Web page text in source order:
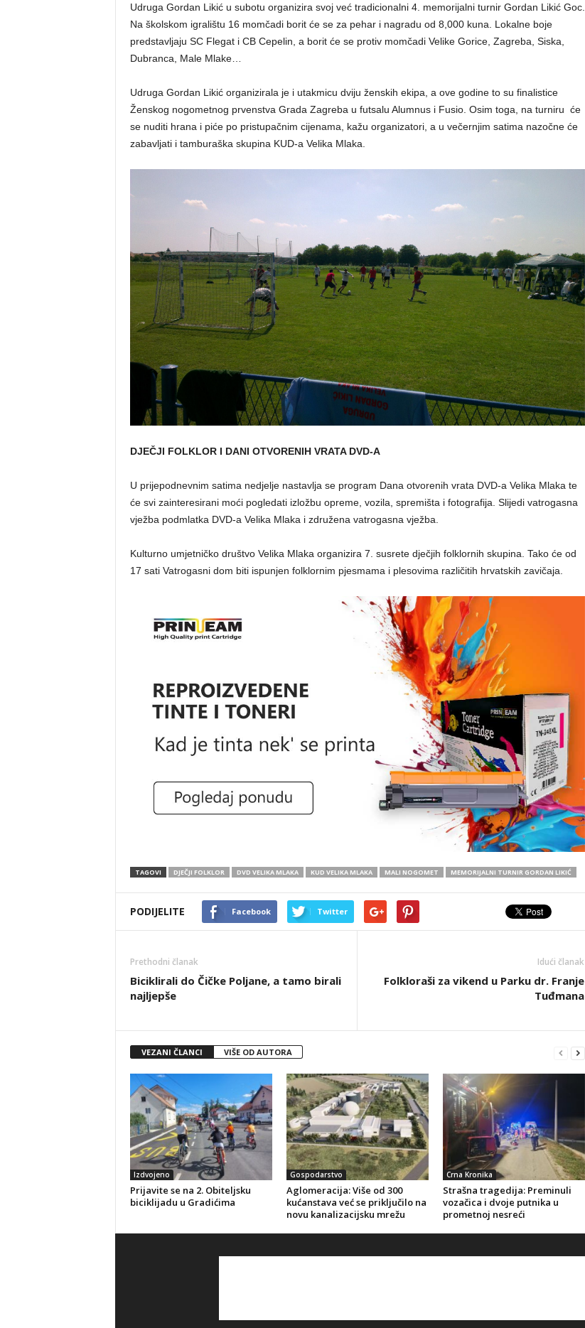
Udruga Gordan Likić u subotu organizira svoj već tradicionalni 4. memorijalni turnir Gordan Likić Goc.
Na školskom igralištu 16 momčadi borit će se za pehar i nagradu od 8,000 kuna. Lokalne boje
predstavljaju SC Flegat i CB Cepelin, a borit će se protiv momčadi Velike Gorice, Zagreba, Siska,
Dubranca, Male Mlake…
Udruga Gordan Likić organizirala je i utakmicu dviju ženskih ekipa, a ove godine to su finalistice
Ženskog nogometnog prvenstva Grada Zagreba u futsalu Alumnus i Fusio. Osim toga, na turniru će
se nuditi hrana i piće po pristupačnim cijenama, kažu organizatori, a u večernjim satima nazočne će
zabavljati i tamburaška skupina KUD-a Velika Mlaka.
DJEČJI FOLKLOR I DANI OTVORENIH VRATA DVD-A
U prijepodnevnim satima nedjelje nastavlja se program Dana otvorenih vrata DVD-a Velika Mlaka te
će svi zainteresirani moći pogledati izložbu opreme, vozila, spremišta i fotografija. Slijedi vatrogasna
vježba podmlatka DVD-a Velika Mlaka i združena vatrogasna vježba.
Kulturno umjetničko društvo Velika Mlaka organizira 7. susrete dječjih folklornih skupina. Tako će od
17 sati Vatrogasni dom biti ispunjen folklornim pjesmama i plesovima različitih hrvatskih zavičaja.
TAGOVI DJEČJI FOLKLOR DVD VELIKA MLAKA KUD VELIKA MLAKA MALI NOGOMET MEMORIJALNI TURNIR GORDAN LIKIĆ
PODIJELITE Facebook Twitter
Prethodni članak
Biciklirali do Čičke Poljane, a tamo birali
najljepše
Idući članak
Folkloraši za vikend u Parku dr. Franje
Tuđmana
VEZANI ČLANCI VIŠE OD AUTORA
Izdvojeno
Prijavite se na 2. Obiteljsku
biciklijadu u Gradićima
Gospodarstvo
Aglomeracija: Više od 300
kućanstava već se priključilo na
novu kanalizacijsku mrežu
Crna Kronika
Strašna tragedija: Preminuli
vozačica i dvoje putnika u
prometnoj nesreći